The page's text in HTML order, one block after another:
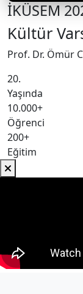
İKÜSEM
Kültür
Prof. Dr. Ömür
20.
Yaşında
10.000+
Öğrenci
200+
Eğitim